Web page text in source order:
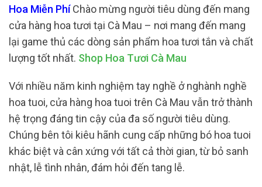
Hoa Miễn PhíChào mừng người tiêu dùng đến mang
cửa hàng hoa tươi tại Cà Mau – nơi mang đến mang
lại game thủ các dòng sản phẩm hoa tươi tắn và chất
lượng tốt nhất. Shop Hoa Tươi Cà Mau
Với nhiều năm kinh nghiệm tay nghề ở nghành nghề
hoa tuoi, cửa hàng hoa tuoi trên Cà Mau vẫn trở thành
hệ trọng đáng tin cậy của đa số người tiêu dùng.
Chúng bên tôi kiêu hãnh cung cấp những bó hoa tuoi
khác biệt và cân xứng với tất cả thời gian, từ bỏ sanh
nhật, lễ tình nhân, đám hỏi đến tang lễ.